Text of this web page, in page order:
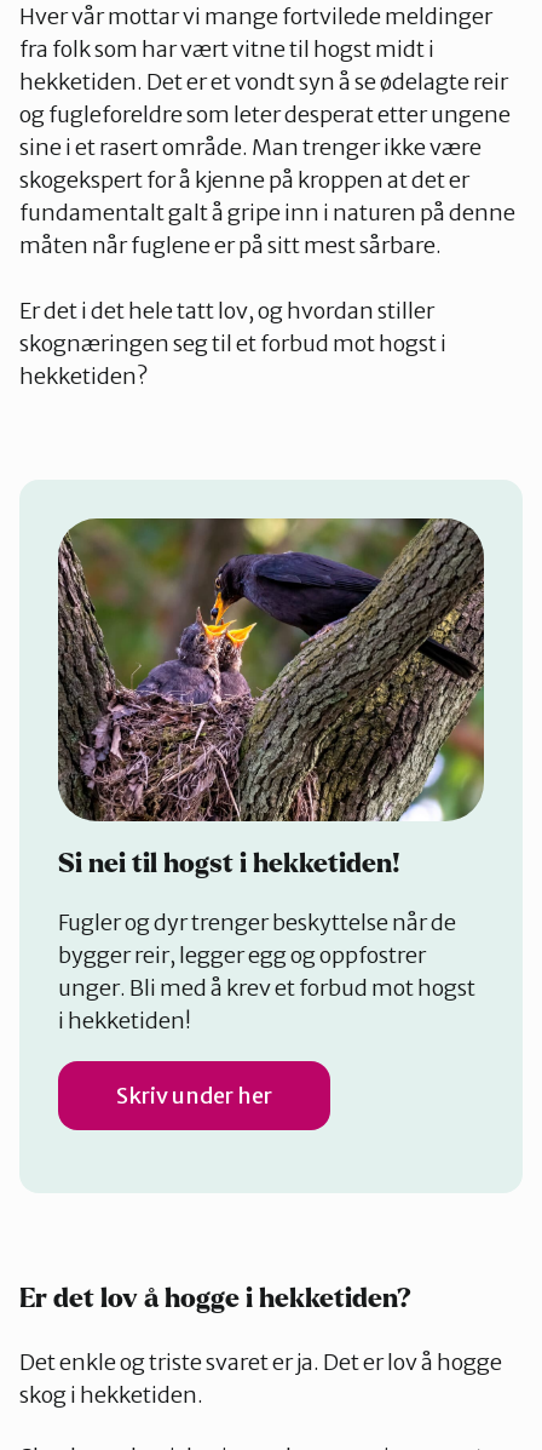
Hver vår mottar vi mange fortvilede meldinger
fra folk som har vært vitne til hogst midt i
hekketiden. Det er et vondt syn å se ødelagte reir
og fugleforeldre som leter desperat etter ungene
sine i et rasert område. Man trenger ikke være
skogekspert for å kjenne på kroppen at det er
fundamentalt galt å gripe inn i naturen på denne
måten når fuglene er på sitt mest sårbare.
Er det i det hele tatt lov, og hvordan stiller
skognæringen seg til et forbud mot hogst i
hekketiden?
Si nei til hogst i hekketiden!
Fugler og dyr trenger beskyttelse når de
bygger reir, legger egg og oppfostrer
unger. Bli med å krev et forbud mot hogst
i hekketiden!
Skriv under her
Er det lov å hogge i hekketiden?
Det enkle og triste svaret er ja. Det er lov å hogge
skog i hekketiden.